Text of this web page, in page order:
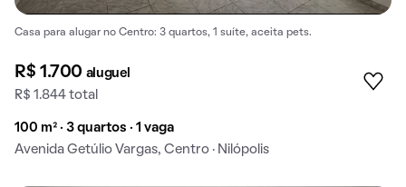
Casa para alugar no Centro: 3 quartos, 1 suíte, aceita pets.
R$ 1.700 aluguel
R$ 1.844 total
100 m² · 3 quartos · 1 vaga
Avenida Getúlio Vargas, Centro · Nilópolis